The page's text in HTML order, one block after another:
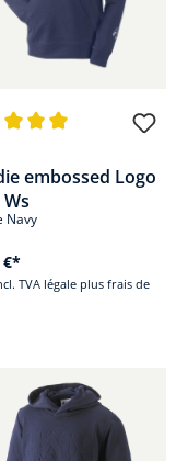
embossed Logo
Navy
€*
TVA légale plus frais de